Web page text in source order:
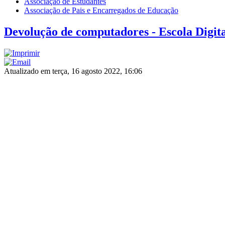
Associação de Pais e Encarregados de Educação
Devolução de computadores - Escola
Atualizado em terça, 16 agosto 2022, 16:06